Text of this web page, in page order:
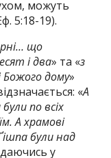
можуть
5:18-19).
що
і два» та «з
Божого дому»
«А
по всіх
А храмові
були над
у